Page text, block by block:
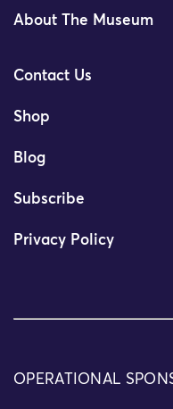
About The Museum
Contact Us
Shop
Blog
Subscribe
Privacy Policy
OPERATIONAL